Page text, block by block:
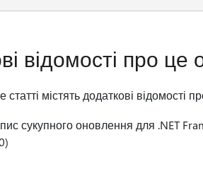
відомості про це
містять додаткові відомості
сукупного оновлення для .NET